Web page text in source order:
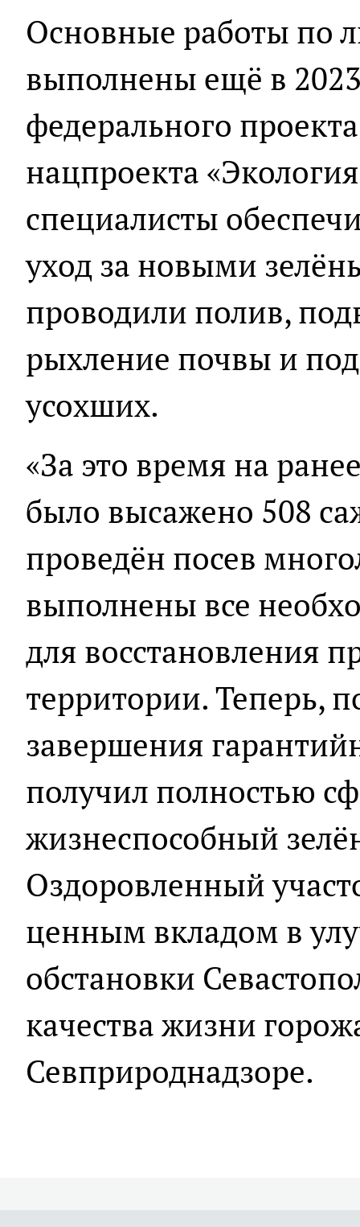
Основные работы по
выполнены ещё в
федерального
нацпроекта
специалисты
уход за новыми
проводили полив,
рыхление почвы и
усохших.
«За это время на
было высажено 508
проведён посев
выполнены все
для восстановления
территории. Теперь,
завершения
получил полностью
жизнеспособный
Оздоровленный
ценным вкладом в
обстановки
качества жизни
Севприроднадзоре.